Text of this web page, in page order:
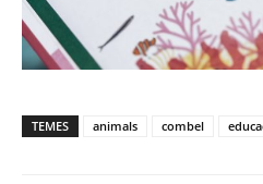
TEMES animals combel